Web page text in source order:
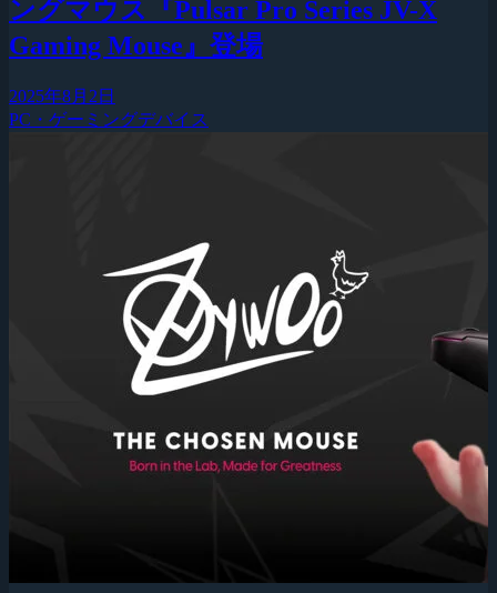
ングマウス『Pulsar Pro Series JV-X
Gaming Mouse』登場
2025年8月2日
PC・ゲーミングデバイス